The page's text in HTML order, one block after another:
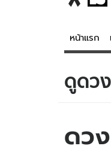
หน้าแรก
ข่าว
ข่าวบัน
ดูดวง
ดว